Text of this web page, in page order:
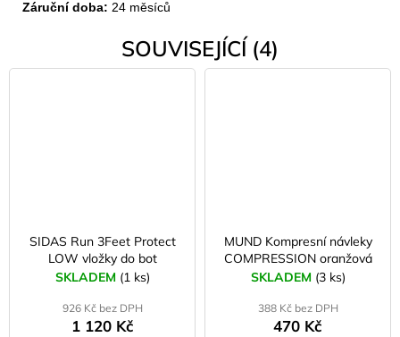
Záruční doba: 24 měsíců
SOUVISEJÍCÍ (4)
SIDAS Run 3Feet Protect
LOW vložky do bot
SKLADEM (1 ks)
926 Kč bez DPH
1 120 Kč
MUND Kompresní návleky
COMPRESSION oranžová
SKLADEM (3 ks)
388 Kč bez DPH
470 Kč